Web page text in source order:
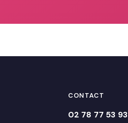
CONTACT
02 78 77 53 93